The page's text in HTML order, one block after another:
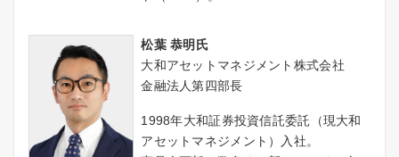
松葉 恭明氏
大和アセットマネジメント株式会社
金融法人第四部長
1998年大和証券投資信託委託（現大和
アセットマネジメント）入社。